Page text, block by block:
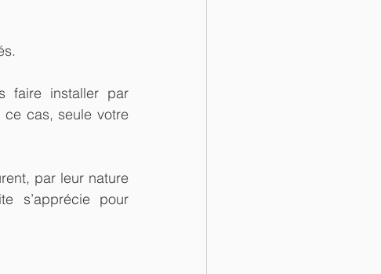
faire installer par
ce cas, seule votre
par leur nature
s’apprécie pour